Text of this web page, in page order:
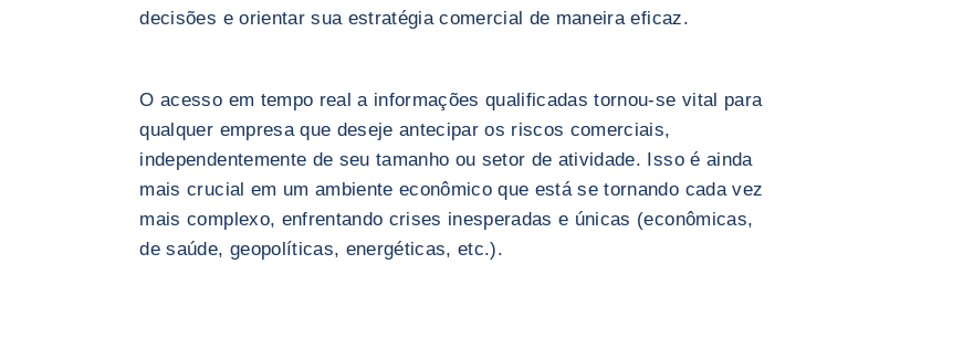
decisões e orientar sua estratégia comercial de maneira eficaz.
O acesso em tempo real a informações qualificadas tornou-se vital para
qualquer empresa que deseje antecipar os riscos comerciais,
independentemente de seu tamanho ou setor de atividade. Isso é ainda
mais crucial em um ambiente econômico que está se tornando cada vez
mais complexo, enfrentando crises inesperadas e únicas (econômicas,
de saúde, geopolíticas, energéticas, etc.).